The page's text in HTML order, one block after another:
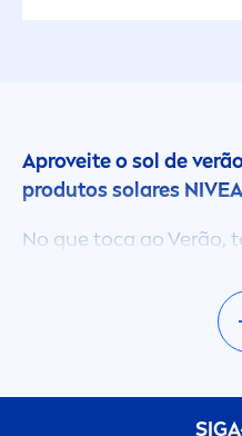
Aproveite o sol de
produtos solares NIVEA
No que toca ao Verão,
a nossa gama de
se proteger dos raios
sensível ou ajudar a